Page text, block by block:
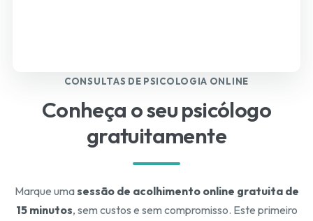
CONSULTAS DE PSICOLOGIA ONLINE
Conheça o seu psicólogo
gratuitamente
Marque umasessão de acolhimento online gratuita de
15 minutos, sem custos e sem compromisso. Este primeiro